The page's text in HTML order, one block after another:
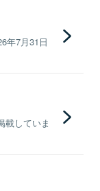
年7月31日
載していま